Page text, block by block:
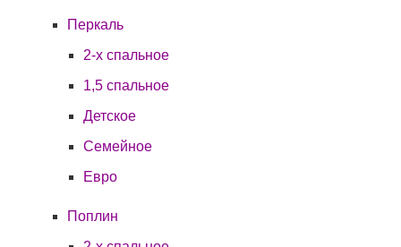
Перкаль
2-х спальное
1,5 спальное
Детское
Семейное
Евро
Поплин